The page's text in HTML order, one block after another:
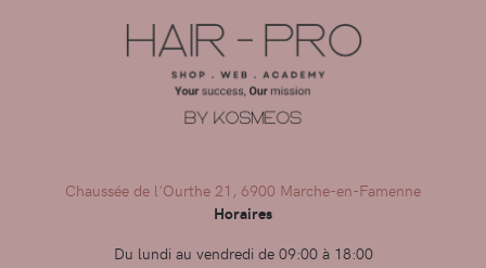
Chaussée de l'Ourthe 21, 6900 Marche-en-Famenne
Horaires
Du lundi au vendredi de 09:00 à 18:00